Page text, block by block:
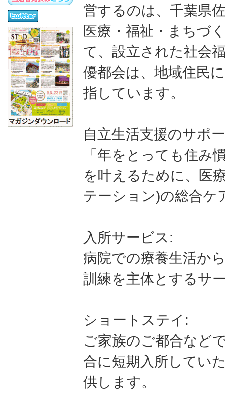
営するのは、千葉県
医療・福祉・まちづ
て、設立された社会
優都会は、地域住民
指しています。
自立生活支援のサポ
「年をとっても住み
を叶えるために、医
テーション)の総合ケ
入所サービス:
病院での療養生活か
訓練を主体とするサ
ショートステイ:
ご家族のご都合など
合に短期入所してい
供します。